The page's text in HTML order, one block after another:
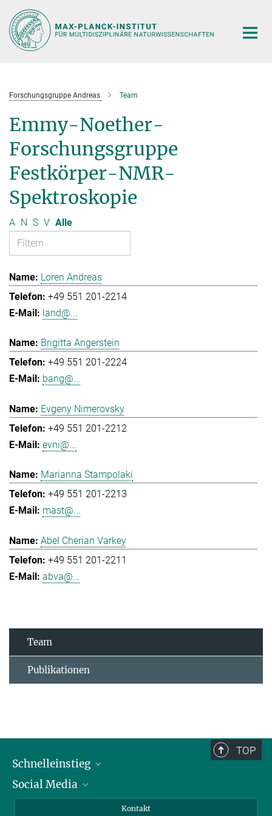
Hauptinhalt
Forschungsgruppe Andreas Team
Emmy-Noether-
Forschungsgruppe
Festkörper-NMR-
Spektroskopie
A N S V Alle
Loren Andreas
+49 551 201-2214
land@...
Brigitta Angerstein
+49 551 201-2224
bang@...
Evgeny Nimerovsky
+49 551 201-2212
evni@...
Marianna Stampolaki
+49 551 201-2213
mast@...
Abel Cherian Varkey
+49 551 201-2211
abva@...
Team
Publikationen
TOP
Schnelleinstieg
Alumni
Social Media
Kontakt